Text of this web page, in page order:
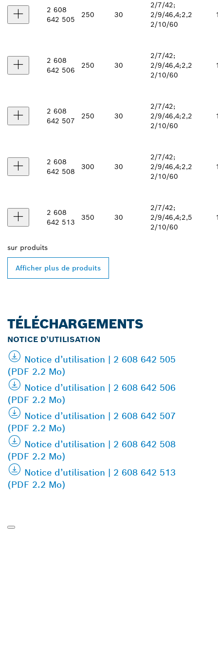
2 608
642 505
250 30
2/7/42;
2/9/46,4;
2/10/60
2,2
2 608
642 506
250 30
2/7/42;
2/9/46,4;
2/10/60
2,2
2 608
642 507
250 30
2/7/42;
2/9/46,4;
2/10/60
2,2
2 608
642 508
300 30
2/7/42;
2/9/46,4;
2/10/60
2,2
2 608
642 513
350 30
2/7/42;
2/9/46,4;
2/10/60
2,5
sur produits
Afficher plus de produits
TÉLÉCHARGEMENTS
NOTICE D’UTILISATION
Notice d’utilisation | 2 608 642 505
(PDF 2.2 Mo)
Notice d’utilisation | 2 608 642 506
(PDF 2.2 Mo)
Notice d’utilisation | 2 608 642 507
(PDF 2.2 Mo)
Notice d’utilisation | 2 608 642 508
(PDF 2.2 Mo)
Notice d’utilisation | 2 608 642 513
(PDF 2.2 Mo)